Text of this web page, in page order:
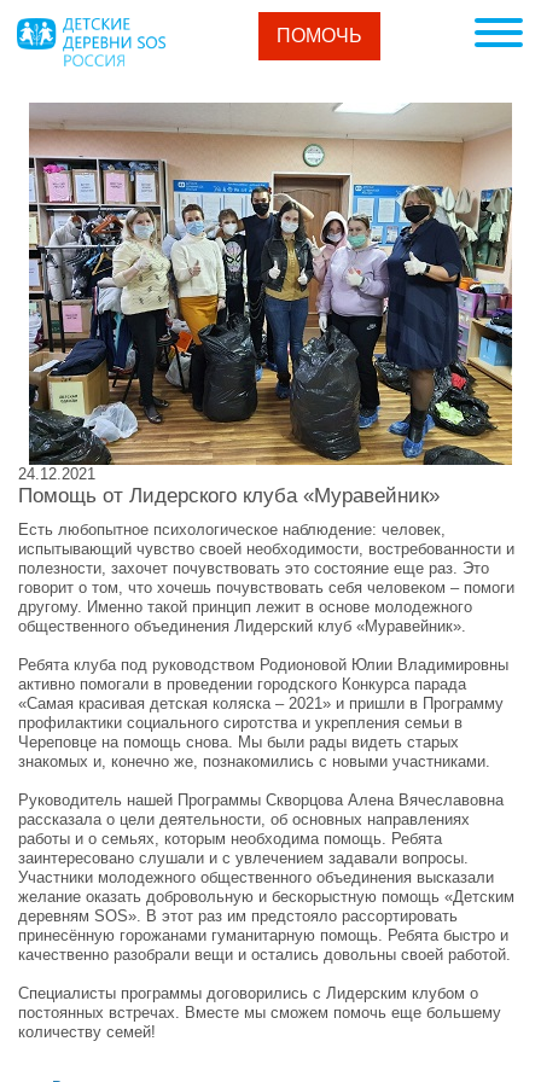
ПОМОЧЬ
24.12.2021
Помощь от Лидерского клуба «Муравейник»
Есть любопытное психологическое наблюдение: человек,
испытывающий чувство своей необходимости, востребованности и
полезности, захочет почувствовать это состояние еще раз. Это
говорит о том, что хочешь почувствовать себя человеком – помоги
другому. Именно такой принцип лежит в основе молодежного
общественного объединения Лидерский клуб «Муравейник».
Ребята клуба под руководством Родионовой Юлии Владимировны
активно помогали в проведении городского Конкурса парада
«Самая красивая детская коляска – 2021» и пришли в Программу
профилактики социального сиротства и укрепления семьи в
Череповце на помощь снова. Мы были рады видеть старых
знакомых и, конечно же, познакомились с новыми участниками.
Руководитель нашей Программы Скворцова Алена Вячеславовна
рассказала о цели деятельности, об основных направлениях
работы и о семьях, которым необходима помощь. Ребята
заинтересовано слушали и с увлечением задавали вопросы.
Участники молодежного общественного объединения высказали
желание оказать добровольную и бескорыстную помощь «Детским
деревням SOS». В этот раз им предстояло рассортировать
принесённую горожанами гуманитарную помощь. Ребята быстро и
качественно разобрали вещи и остались довольны своей работой.
Специалисты программы договорились с Лидерским клубом о
постоянных встречах. Вместе мы сможем помочь еще большему
количеству семей!